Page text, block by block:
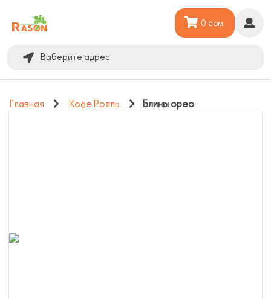
Выберите адрес
0 сом.
Главная Кофе Рояль Блины орео